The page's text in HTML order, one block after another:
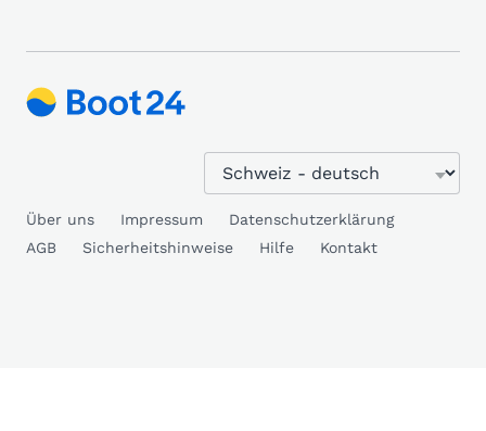
Über uns Impressum
Datenschutzerklärung
AGB
Sicherheitshinweise Hilfe Kontakt